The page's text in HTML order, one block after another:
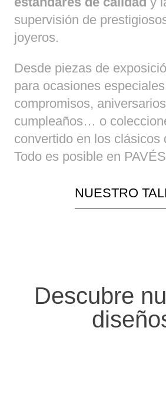
supervisión de
joyeros.
Desde piezas de
para ocasiones
compromisos,
cumpleaños… o
convertido en los clásicos
Todo es posible en
NUESTRO
Descubre